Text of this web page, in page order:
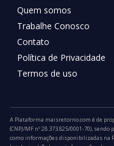
Quem somos
Trabalhe Conosco
Contato
Política de Privacidade
Termos de uso
A Plataforma maisretorno.com é de
(CNPJ/MF nº 28.373.825/0001-70),
como informações disponibilizadas na